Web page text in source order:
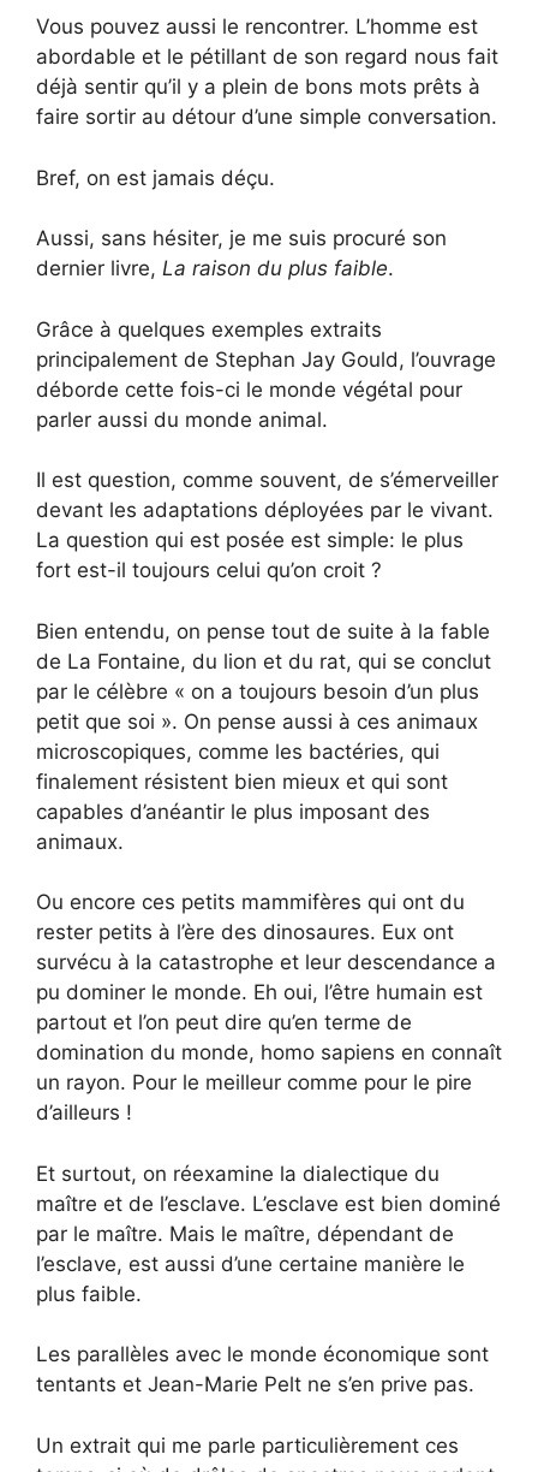
Vous pouvez aussi le rencontrer. L’homme est
abordable et le pétillant de son regard nous fait
déjà sentir qu’il y a plein de bons mots prêts à
faire sortir au détour d’une simple conversation.
Bref, on est jamais déçu.
Aussi, sans hésiter, je me suis procuré son
dernier livre, La raison du plus faible.
Grâce à quelques exemples extraits
principalement de Stephan Jay Gould, l’ouvrage
déborde cette fois-ci le monde végétal pour
parler aussi du monde animal.
Il est question, comme souvent, de s’émerveiller
devant les adaptations déployées par le vivant.
La question qui est posée est simple: le plus
fort est-il toujours celui qu’on croit ?
Bien entendu, on pense tout de suite à la fable
de La Fontaine, du lion et du rat, qui se conclut
par le célèbre « on a toujours besoin d’un plus
petit que soi ». On pense aussi à ces animaux
microscopiques, comme les bactéries, qui
finalement résistent bien mieux et qui sont
capables d’anéantir le plus imposant des
animaux.
Ou encore ces petits mammifères qui ont du
rester petits à l’ère des dinosaures. Eux ont
survécu à la catastrophe et leur descendance a
pu dominer le monde. Eh oui, l’être humain est
partout et l’on peut dire qu’en terme de
domination du monde, homo sapiens en connaît
un rayon. Pour le meilleur comme pour le pire
d’ailleurs !
Et surtout, on réexamine la dialectique du
maître et de l’esclave. L’esclave est bien dominé
par le maître. Mais le maître, dépendant de
l’esclave, est aussi d’une certaine manière le
plus faible.
Les parallèles avec le monde économique sont
tentants et Jean-Marie Pelt ne s’en prive pas.
Un extrait qui me parle particulièrement ces